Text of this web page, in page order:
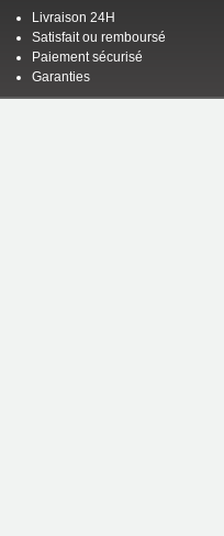
Livraison 24H
Satisfait ou remboursé
Paiement sécurisé
Garanties